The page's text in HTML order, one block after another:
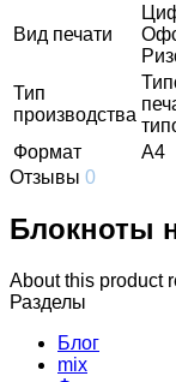
Вид печати
Тип
производства
Формат
А4
Отзывы 0
Блокноты
About this product
Разделы
Блог
mix